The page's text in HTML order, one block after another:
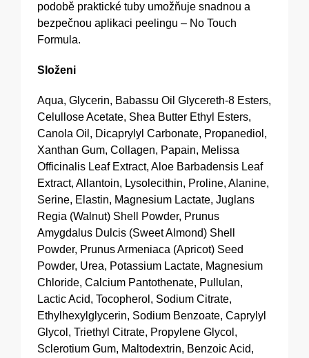
podobě praktické tuby umožňuje snadnou a
bezpečnou aplikaci peelingu – No Touch
Formula.
Složeni
Aqua, Glycerin, Babassu Oil Glycereth-8 Esters,
Celullose Acetate, Shea Butter Ethyl Esters,
Canola Oil, Dicaprylyl Carbonate, Propanediol,
Xanthan Gum, Collagen, Papain, Melissa
Officinalis Leaf Extract, Aloe Barbadensis Leaf
Extract, Allantoin, Lysolecithin, Proline, Alanine,
Serine, Elastin, Magnesium Lactate, Juglans
Regia (Walnut) Shell Powder, Prunus
Amygdalus Dulcis (Sweet Almond) Shell
Powder, Prunus Armeniaca (Apricot) Seed
Powder, Urea, Potassium Lactate, Magnesium
Chloride, Calcium Pantothenate, Pullulan,
Lactic Acid, Tocopherol, Sodium Citrate,
Ethylhexylglycerin, Sodium Benzoate, Caprylyl
Glycol, Triethyl Citrate, Propylene Glycol,
Sclerotium Gum, Maltodextrin, Benzoic Acid,